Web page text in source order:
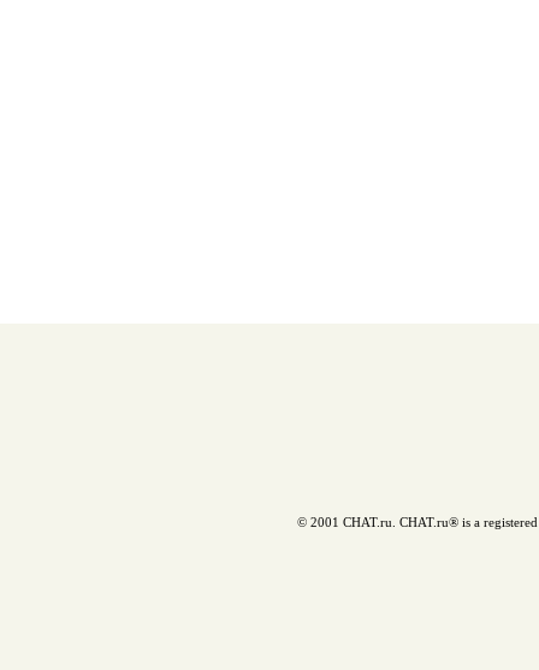
© 2001 CHAT.ru. CHAT.ru® is a